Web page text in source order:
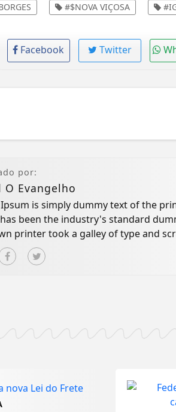
#$NOVA VIÇOSA
Facebook Twitter
por:
O Evangelho
is simply dummy text of the
been the industry's standard
printer took a galley of type and